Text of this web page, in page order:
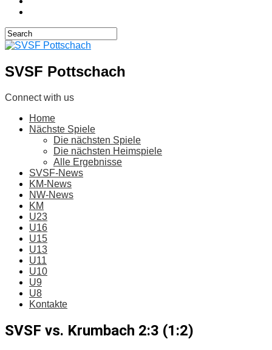
SVSF Pottschach
Connect with us
Home
Nächste Spiele
Die nächsten Spiele
Die nächsten Heimspiele
Alle Ergebnisse
SVSF-News
KM-News
NW-News
KM
U23
U16
U15
U13
U11
U10
U9
U8
Kontakte
SVSF vs. Krumbach 2:3 (1:2)